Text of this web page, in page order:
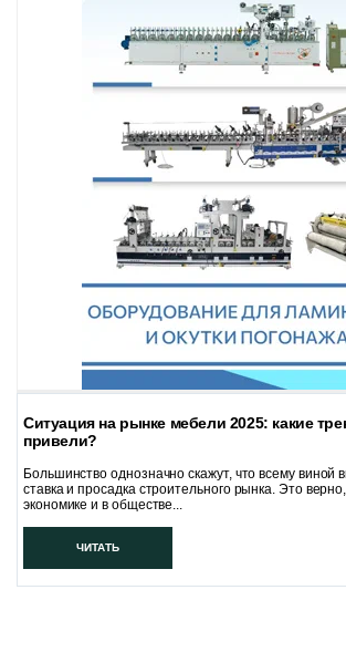
Ситуация на рынке мебели 2025: какие
привели?
Большинство однозначно скажут, что всему виной
ставка и просадка строительного рынка. Это
экономике и в обществе...
ЧИТАТЬ